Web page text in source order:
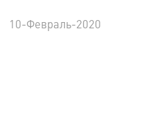
10-Февраль-2020